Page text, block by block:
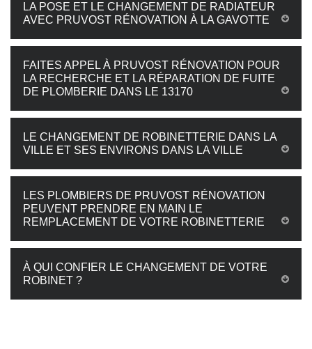
LA POSE ET LE CHANGEMENT DE RADIATEUR
AVEC PRUVOST RÉNOVATION À LA GAVOTTE
FAITES APPEL À PRUVOST RÉNOVATION POUR
LA RECHERCHE ET LA RÉPARATION DE FUITE
DE PLOMBERIE DANS LE 13170
LE CHANGEMENT DE ROBINETTERIE DANS LA
VILLE ET SES ENVIRONS DANS LA VILLE
LES PLOMBIERS DE PRUVOST RÉNOVATION
PEUVENT PRENDRE EN MAIN LE
REMPLACEMENT DE VOTRE ROBINETTERIE
À QUI CONFIER LE CHANGEMENT DE VOTRE
ROBINET ?